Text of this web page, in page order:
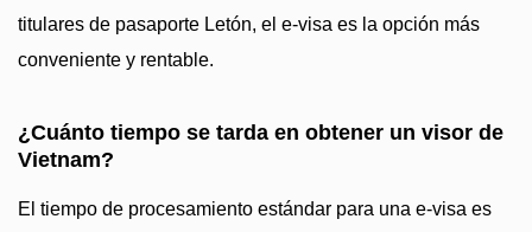
titulares de pasaporte Letón, el e-visa es la opción más
conveniente y rentable.
¿Cuánto tiempo se tarda en obtener un visor de
Vietnam?
El tiempo de procesamiento estándar para una e-visa es